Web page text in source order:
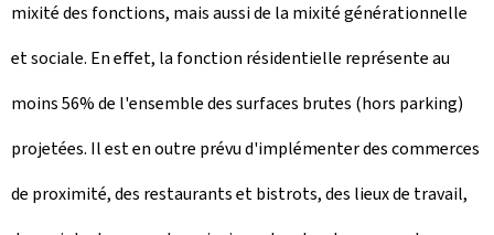
mixité des fonctions, mais aussi de la mixité générationnelle
et sociale. En effet, la fonction résidentielle représente au
moins 56% de l'ensemble des surfaces brutes (hors parking)
projetées. Il est en outre prévu d'implémenter des commerces
de proximité, des restaurants et bistrots, des lieux de travail,